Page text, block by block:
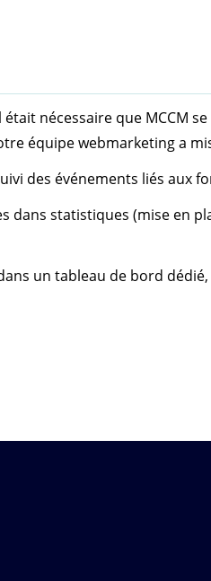
nécessaire que MCCM
équipe webmarketing a
des événements liés aux
dans statistiques (mise en
un tableau de bord